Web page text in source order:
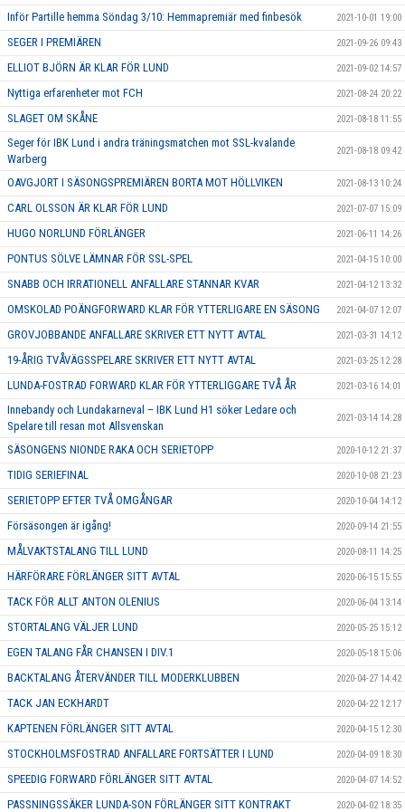
Inför Partille hemma Söndag 3/10: Hemmapremiär med finbesök 2021-10-01 19:00
SEGER I PREMIÄREN 2021-09-26 09:43
ELLIOT BJÖRN ÄR KLAR FÖR LUND 2021-09-02 14:57
Nyttiga erfarenheter mot FCH 2021-08-24 20:22
SLAGET OM SKÅNE 2021-08-18 11:55
Seger för IBK Lund i andra träningsmatchen mot SSL-kvalande
Warberg
2021-08-18 09:42
OAVGJORT I SÄSONGSPREMIÄREN BORTA MOT HÖLLVIKEN 2021-08-13 10:24
CARL OLSSON ÄR KLAR FÖR LUND 2021-07-07 15:09
HUGO NORLUND FÖRLÄNGER 2021-06-11 14:26
PONTUS SÖLVE LÄMNAR FÖR SSL-SPEL 2021-04-15 10:00
SNABB OCH IRRATIONELL ANFALLARE STANNAR KVAR 2021-04-12 13:32
OMSKOLAD POÄNGFORWARD KLAR FÖR YTTERLIGARE EN SÄSONG 2021-04-07 12:07
GROVJOBBANDE ANFALLARE SKRIVER ETT NYTT AVTAL 2021-03-31 14:12
19-ÅRIG TVÅVÄGSSPELARE SKRIVER ETT NYTT AVTAL 2021-03-25 12:28
LUNDA-FOSTRAD FORWARD KLAR FÖR YTTERLIGGARE TVÅ ÅR 2021-03-16 14:01
Innebandy och Lundakarneval – IBK Lund H1 söker Ledare och
Spelare till resan mot Allsvenskan
2021-03-14 14:28
SÄSONGENS NIONDE RAKA OCH SERIETOPP 2020-10-12 21:37
TIDIG SERIEFINAL 2020-10-08 21:23
SERIETOPP EFTER TVÅ OMGÅNGAR 2020-10-04 14:12
Försäsongen är igång! 2020-09-14 21:55
MÅLVAKTSTALANG TILL LUND 2020-08-11 14:25
HÄRFÖRARE FÖRLÄNGER SITT AVTAL 2020-06-15 15:55
TACK FÖR ALLT ANTON OLENIUS 2020-06-04 13:14
STORTALANG VÄLJER LUND 2020-05-25 15:12
EGEN TALANG FÅR CHANSEN I DIV.1 2020-05-18 15:06
BACKTALANG ÅTERVÄNDER TILL MODERKLUBBEN 2020-04-27 14:42
TACK JAN ECKHARDT 2020-04-22 12:17
KAPTENEN FÖRLÄNGER SITT AVTAL 2020-04-15 12:30
STOCKHOLMSFOSTRAD ANFALLARE FORTSÄTTER I LUND 2020-04-09 18:30
SPEEDIG FORWARD FÖRLÄNGER SITT AVTAL 2020-04-07 14:52
PASSNINGSSÄKER LUNDA-SON FÖRLÄNGER SITT KONTRAKT 2020-04-02 18:35